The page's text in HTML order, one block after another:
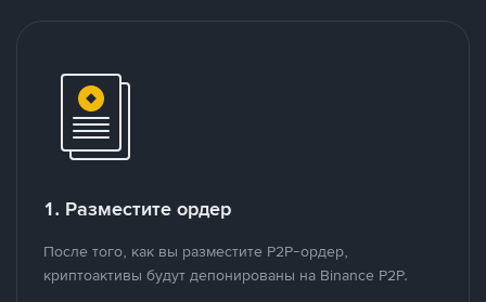
1. Разместите ордер
После того, как вы разместите P2P-ордер,
криптоактивы будут депонированы на Binance P2P.